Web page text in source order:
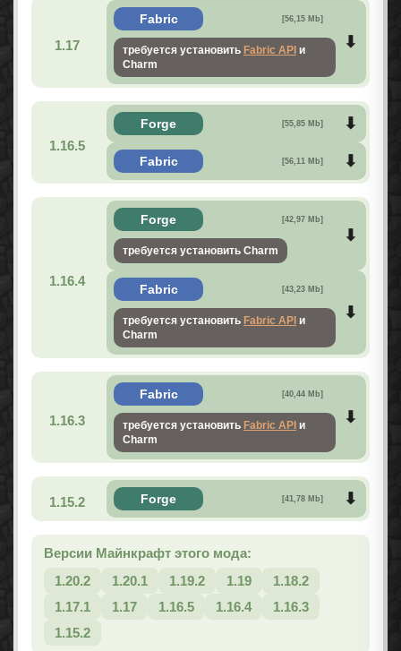
1.17
Fabric [56,15 Mb]
требуется установить Fabric API и
Charm
1.16.5
Forge [55,85 Mb]
Fabric [56,11 Mb]
1.16.4
Forge [42,97 Mb]
требуется установить Charm
Fabric [43,23 Mb]
требуется установить Fabric API и
Charm
1.16.3
Fabric [40,44 Mb]
требуется установить Fabric API и
Charm
1.15.2 Forge [41,78 Mb]
Версии Майнкрафт этого мода:
1.20.2
1.20.1 1.19.2 1.19
1.18.2
1.17.1
1.17 1.16.5 1.16.4
1.16.3
1.15.2